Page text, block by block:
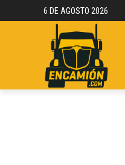
6 DE AGOSTO 2026